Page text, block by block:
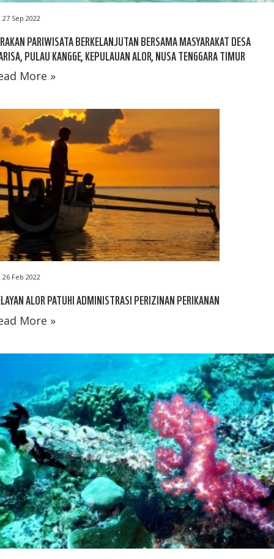
27 Sep 2022
PARIWISATA BERKELANJUTAN BERSAMA MASYARAKAT DESA
PULAU KANGGE, KEPULAUAN ALOR, NUSA TENGGARA TIMUR
More »
26 Feb 2022
ALOR PATUHI ADMINISTRASI PERIZINAN PERIKANAN
More »